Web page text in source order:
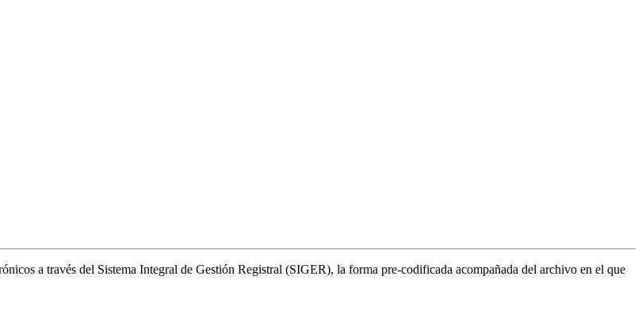
a través del Sistema Integral de Gestión Registral (SIGER), la forma pre-codificada acompañada del archivo en el que